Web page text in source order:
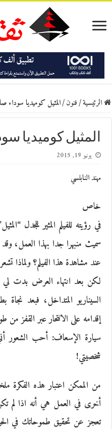
الرئيسية/فنون/المثيل كوميديا سوداء
المثيل كوميديا
يونيو 19, 2015
مهند النابلسي
خاص
في رؤيته للفيلم المثير للجدل
سميث منبهرا جدا بهذا العمل،
عند مشاهدة هذا الفيلم؟ ولماذا
لكن بعد انتهاء العرض بدت
السيناريو المتداخل، فبعد
إقدامه على الانتحار عبر القفز من
سيارة الإسعاف: أحب الشعور
شخصيتي!
من الممكن اعتبار هذه الفكرة
أخرى في العمل هي أنه اذا لم
تعجز عن تحقيق طموحاتك في